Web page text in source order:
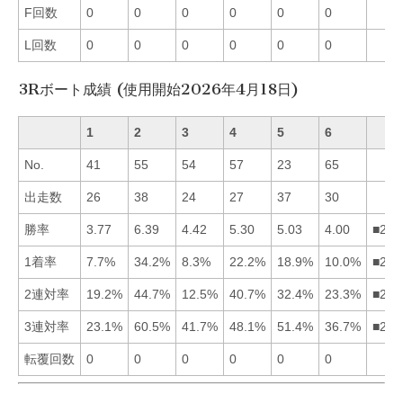
F回数 0 0 0 0 0 0
L回数 0 0 0 0 0 0
3Rボート成績 (使用開始2026年4月18日)
1 2 3 4 5 6
No. 41 55 54 57 23 65
出走数 26 38 24 27 37 30
勝率 3.77 6.39 4.42 5.30 5.03 4.00
1着率 7.7% 34.2% 8.3% 22.2% 18.9% 10.0%
2連対率 19.2% 44.7% 12.5% 40.7% 32.4% 23.3%
3連対率 23.1% 60.5% 41.7% 48.1% 51.4% 36.7%
転覆回数 0 0 0 0 0 0